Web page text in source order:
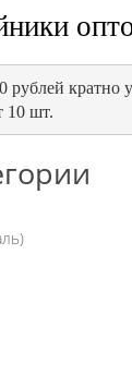
рублей кратно
10 шт.